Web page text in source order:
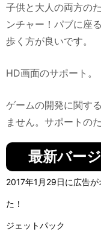
子供と大人の両方の
ンチャー！パブに座
歩く方が良いです。
HD画面のサポート。
ゲームの開発に関す
ません。サポートの
最新バー
2017年1月29日に広告
た！
ジェットパック